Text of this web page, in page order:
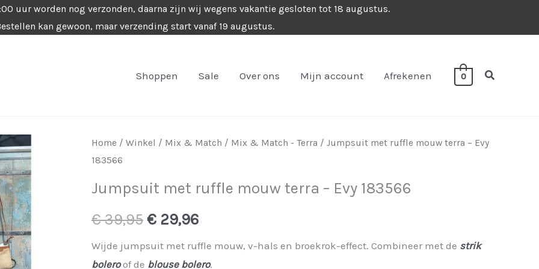
uur worden nog verzonden, daarna zijn wij wegens vakantie gesloten tot 18 augustus.
kan gewoon, maar verzending start vanaf 19 augustus.
Shoppen Sale Over ons Mijn account Afrekenen 0 Zoeken
Home / Winkel / Mix & Match / Mix & Match - Terra / Jumpsuit met ruffle mouw terra – Evy
183566
Jumpsuit met ruffle mouw terra – Evy 183566
€39,95 Oorspronkelijke
prijs
€ 29,96Huidige
prijs
Wijde jumpsuit met ruffle mouw, v-hals en broekrok-effect. Combineer met de strik
boleroof de blouse bolero.